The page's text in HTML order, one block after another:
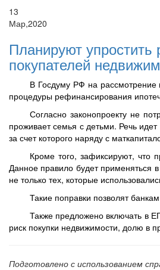
13
Мар,2020
Планируют
покупателей
В Госдуму РФ на рассмотрение
процедуры рефинансирования
Согласно законопроекту не
проживает семья с детьми. Речь
за счет которого наряду с
Кроме того, зафиксируют, что
Данное правило будет применяться
не только тех, которые
Такие поправки позволят
Также предложено включать в
риск покупки недвижимости, долю в
Подготовлено с использованием